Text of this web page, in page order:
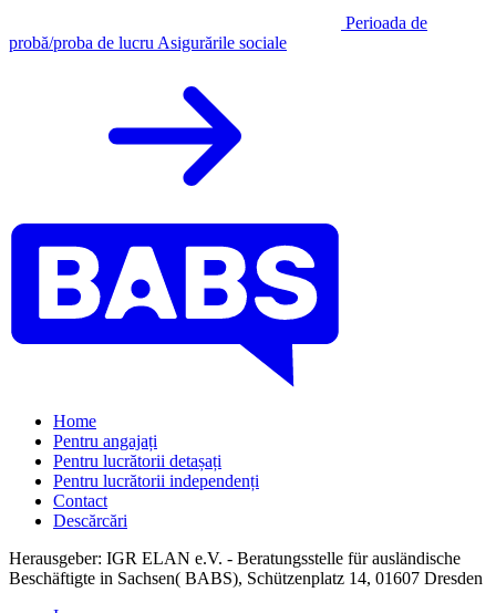
Perioada de
probă/proba de lucruAsigurările sociale
Home
Pentru angajați
Pentru lucrătorii detașați
Pentru lucrătorii independenți
Contact
Descărcări
Herausgeber: IGR ELAN e.V. - Beratungsstelle für ausländische
Beschäftigte in Sachsen( BABS), Schützenplatz 14, 01607 Dresden